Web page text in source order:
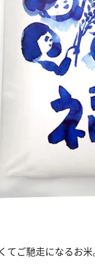
てご馳走になるお米